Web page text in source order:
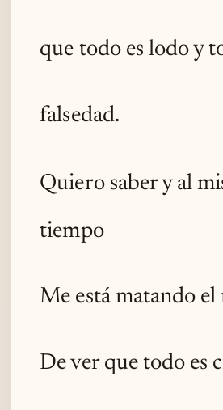
que todo es lodo y
falsedad.
Quiero saber y al
tiempo
Me está matando el
De ver que todo es